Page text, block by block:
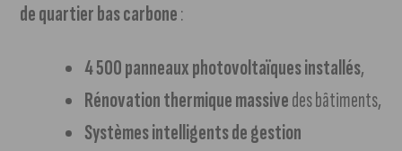
de quartier bas carbone:
4 500 panneaux photovoltaïques installés,
Rénovation thermique massivedes bâtiments,
Systèmes intelligents de gestion